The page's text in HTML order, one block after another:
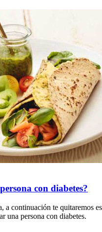
con diabetes?
a continuación te quitaremos
una persona con diabetes.